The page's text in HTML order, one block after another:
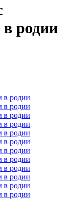
родии